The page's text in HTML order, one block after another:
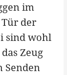
im
Tür der
sind wohl
Zeug
Senden